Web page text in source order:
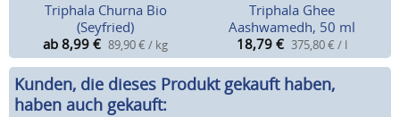
Triphala Churna Bio
(Seyfried)
ab 8,99 € 89,90 € / kg
Triphala Ghee
Aashwamedh, 50 ml
18,79 € 375,80 € / l
Kunden, die dieses Produkt gekauft haben,
haben auch gekauft: